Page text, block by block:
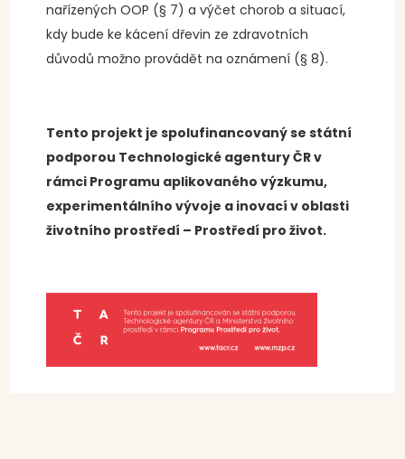
nařízených OOP (§ 7) a výčet chorob a situací,
kdy bude ke kácení dřevin ze zdravotních
důvodů možno provádět na oznámení (§ 8).
Tento projekt je spolufinancovaný se státní
podporou Technologické agentury ČR v
rámci Programu aplikovaného výzkumu,
experimentálního vývoje a inovací v oblasti
životního prostředí – Prostředí pro život.